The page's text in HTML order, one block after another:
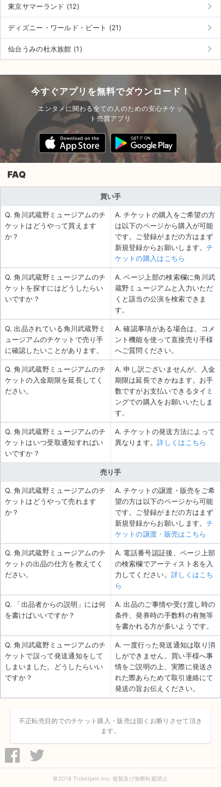
チケットジャムの取り組み
音楽情報
東京サマーランド (12) keyboard_arrow_right
ディズニー・ワールド・ビート (21) keyboard_arrow_right
仙台うみの杜水族館 (1) keyboard_arrow_right
今すぐアプリを無料でダウンロード！
エンタメに関わる全ての人のための安心チケッ
ト売買アプリ
FAQ
買い手
Q. 角川武蔵野ミュージアムのチ
ケットはどうやって買えます
か？
A. チケットの購入をご希望の方
は以下のページから購入が可能
です。ご登録がまだの方はまず
新規登録からお願いします。チ
ケットの購入はこちら
Q. 角川武蔵野ミュージアムのチ
ケットを探すにはどうしたらい
いですか？
A. ページ上部の検索欄に角川武
蔵野ミュージアムと入力いただ
くと該当の公演を検索できま
す。
Q. 出品されている角川武蔵野ミ
ュージアムのチケットで売り手
に確認したいことがあります。
A. 確認事項がある場合は、コメ
ント機能を使って直接売り手様
へご質問ください。
Q. 角川武蔵野ミュージアムのチ
ケットの入金期限を延長してく
ださい。
A. 申し訳ございませんが、入金
期限は延長できかねます。お手
数ですがお支払いできるタイミ
ングでの購入をお願いいたしま
す。
Q. 角川武蔵野ミュージアムのチ
ケットはいつ受取通知すればい
いですか？
A. チケットの発送方法によって
異なります。詳しくはこちら
売り手
Q. 角川武蔵野ミュージアムのチ
ケットはどうやって売れます
か？
A. チケットの譲渡・販売をご希
望の方は以下のページから可能
です。ご登録がまだの方はまず
新規登録からお願いします。チ
ケットの譲渡・販売はこちら
Q. 角川武蔵野ミュージアムのチ
ケットの出品の仕方を教えてく
ださい。
A. 電話番号認証後、ページ上部
の検索欄でアーティスト名を入
力してください。 詳しくはこち
ら
Q. 「出品者からの説明」には何
を書けばいいですか？
A. 出品のご事情や受け渡し時の
条件、発券時の手数料の有無等
を書かれる方が多いようです。
Q. 角川武蔵野ミュージアムのチ
ケットで誤って発送通知をして
しまいました。どうしたらいい
ですか？
A. 一度行った発送通知は取り消
しができません。買い手様へ事
情をご説明の上、実際に発送さ
れた際あらためて取引連絡にて
発送の旨お伝えください。
不正転売目的でのチケット購入・販売は固くお断りさせて頂き
ます。
©2018 Ticketjam Inc. 複製及び無断転載禁止